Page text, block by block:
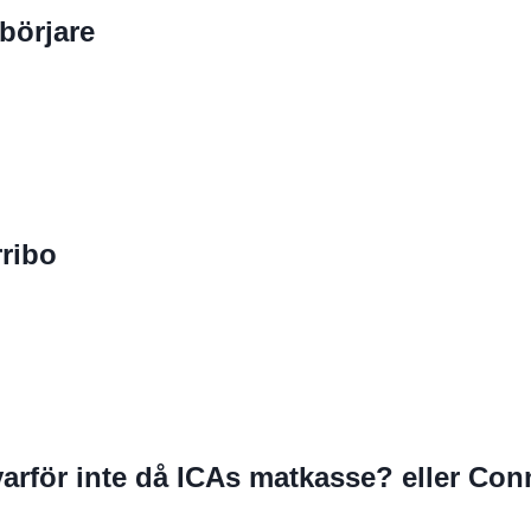
inte då ICAs matkasse? eller